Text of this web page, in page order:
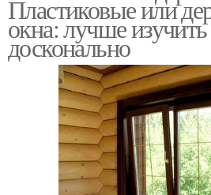
Пластиковые или
окна: лучше изучить
досконально